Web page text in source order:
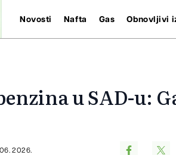
Novosti Nafta Gas Obnovljivi
u SAD-u:
2026.